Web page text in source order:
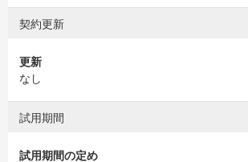
契約更新
更新
なし
試用期間
試用期間の定め